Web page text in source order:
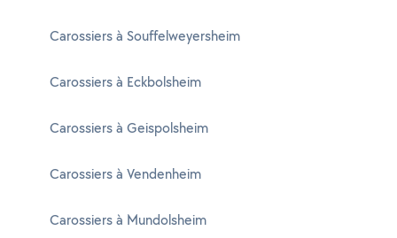
Carossiers à Souffelweyersheim
Carossiers à Eckbolsheim
Carossiers à Geispolsheim
Carossiers à Vendenheim
Carossiers à Mundolsheim